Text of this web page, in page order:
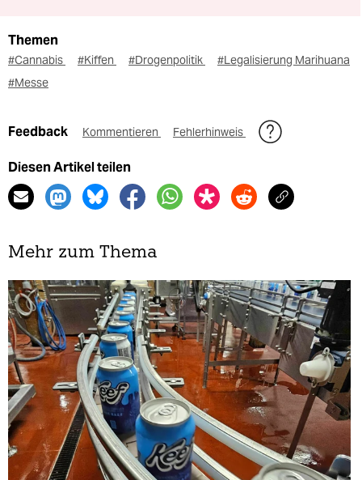
Themen
#Cannabis #Kiffen #Drogenpolitik
#Legalisierung Marihuana
#Messe
Feedback Kommentieren Fehlerhinweis
Diesen Artikel teilen
Mehr zum Thema